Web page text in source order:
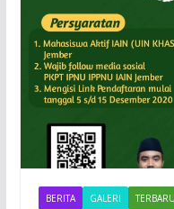
BERITA GALERI TERBARU